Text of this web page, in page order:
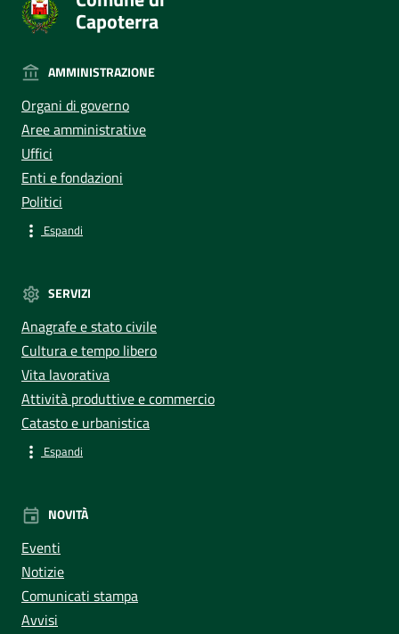
Capoterra
AMMINISTRAZIONE
Organi di governo
Aree amministrative
Uffici
Enti e fondazioni
Politici
Espandi
SERVIZI
Anagrafe e stato civile
Cultura e tempo libero
Vita lavorativa
Attività produttive e commercio
Catasto e urbanistica
Espandi
NOVITÀ
Eventi
Notizie
Comunicati stampa
Avvisi